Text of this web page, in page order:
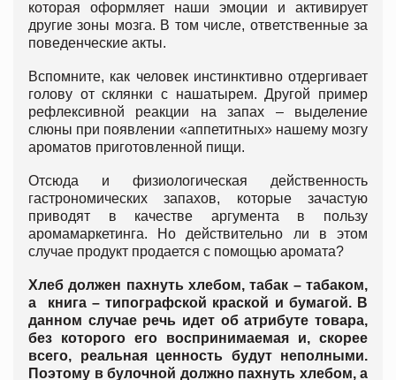
которая оформляет наши эмоции и активирует
другие зоны мозга. В том числе, ответственные за
поведенческие акты.
Вспомните, как человек инстинктивно отдергивает
голову от склянки с нашатырем. Другой пример
рефлексивной реакции на запах – выделение
слюны при появлении «аппетитных» нашему мозгу
ароматов приготовленной пищи.
Отсюда и физиологическая действенность
гастрономических запахов, которые зачастую
приводят в качестве аргумента в пользу
аромамаркетинга. Но действительно ли в этом
случае продукт продается с помощью аромата?
Хлеб должен пахнуть хлебом, табак – табаком,
а книга – типографской краской и бумагой. В
данном случае речь идет об атрибуте товара,
без которого его воспринимаемая и, скорее
всего, реальная ценность будут неполными.
Поэтому в булочной должно пахнуть хлебом, а